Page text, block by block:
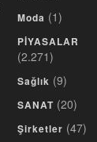
Moda (1)
PİYASALAR
(2.271)
Sağlık (9)
SANAT (20)
Şirketler (47)